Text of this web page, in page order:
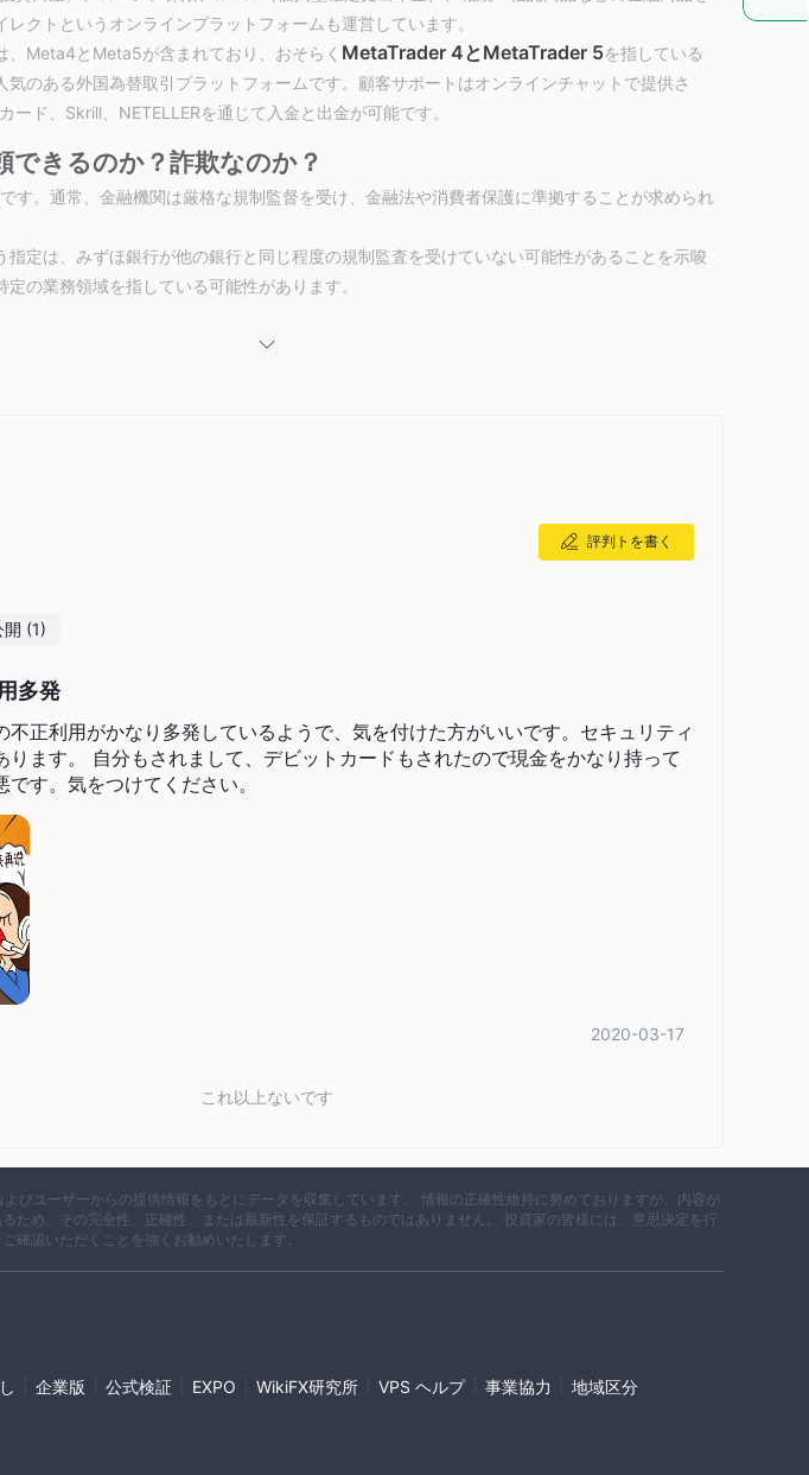
クトというオンラインプラットフォームも運営しています。
、Meta4とMeta5が含まれており、おそらく MetaTrader 4とMetaTrader 5を指している
気のある外国為替取引プラットフォームです。顧客サポートはオンラインチャットで提供さ
ード、Skrill、NETELLERを通じて入金と出金が可能です。
できるのか？詐欺なのか？
です。通常、金融機関は厳格な規制監督を受け、金融法や消費者保護に準拠することが求められ
指定は、みずほ銀行が他の銀行と同じ程度の規制監査を受けていない可能性があることを示唆
定の業務領域を指している可能性があります。
ーム：
払い方法の利便性を享受できます。
みずほダイレクトの言及は、銀行がデジタルプラットフォームを持っていることを示しており、
：
れており、顧客の投資の安全性や銀行の信頼性について問題が生じる可能性があります。
：規制情報の欠如は、透明性や監督の不足を示唆する可能性があり、慎重な投資家の間でため
あります。
たみずほ銀行は、長い実績と評判を持つより古い銀行に比べて、長期的な実績と評判が不足
。
の可能性：
産に興味がある人には選択肢が制限される可能性があります。
のサービス、例えばNISAやiDeCoは日本市場に特化しており、日本国外の顧客にとっては有利
にアクセスできないかもしれません。
金融ニーズと業務に対応する包括的な市場金融商品、商品、サービスを提供しています。
日本の非課税貯蓄プランであるNISAなどが含まれます。
産移転のための商品を提供しています。
らく銀行の提供するオンラインサービスポータル
であり、顧客に日常の銀行業務から投資
要件に対応することを目指しています。
証明書の画像をアップロードまたはキャプチャします。
引の準備ができます。
評判トを書く
開 (1)
多発
不正利用がかなり多発しているようで、気を付けた方がいいです。セキュリティ
ります。 自分もされまして、デビットカードもされたので現金をかなり持って
す。気をつけてください。
2020-03-17
これ以上ないです
びユーザーからの提供情報をもとにデータを収集しています。 情報の正確性維持に努めておりますが、内容が
ため、その完全性、正確性、または最新性を保証するものではありません。 投資家の皆様には、意思決定を行
確認いただくことを強くお勧めいたします。
企業版 公式検証 EXPO WikiFX研究所 VPS ヘルプ 事業協力 地域区分